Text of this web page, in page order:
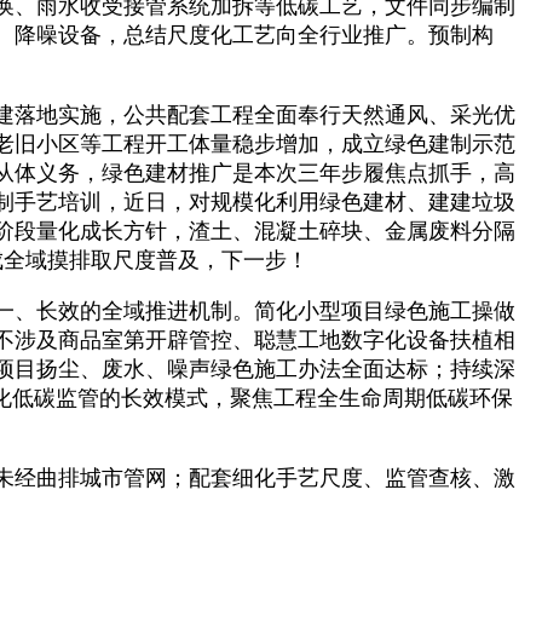
雨水收受接管系统加拆等低碳工艺，文件同步编制
噪设备，总结尺度化工艺向全行业推广。预制构
地实施，公共配套工程全面奉行天然通风、采光优
小区等工程开工体量稳步增加，成立绿色建制示范
义务，绿色建材推广是本次三年步履焦点抓手，高
艺培训，近日，对规模化利用绿色建材、建建垃圾
量化成长方针，渣土、混凝土碎块、金属废料分隔
域摸排取尺度普及，下一步！
长效的全域推进机制。简化小型项目绿色施工操做
及商品室第开辟管控、聪慧工地数字化设备扶植相
扬尘、废水、噪声绿色施工办法全面达标；持续深
碳监管的长效模式，聚焦工程全生命周期低碳环保
曲排城市管网；配套细化手艺尺度、监管查核、激